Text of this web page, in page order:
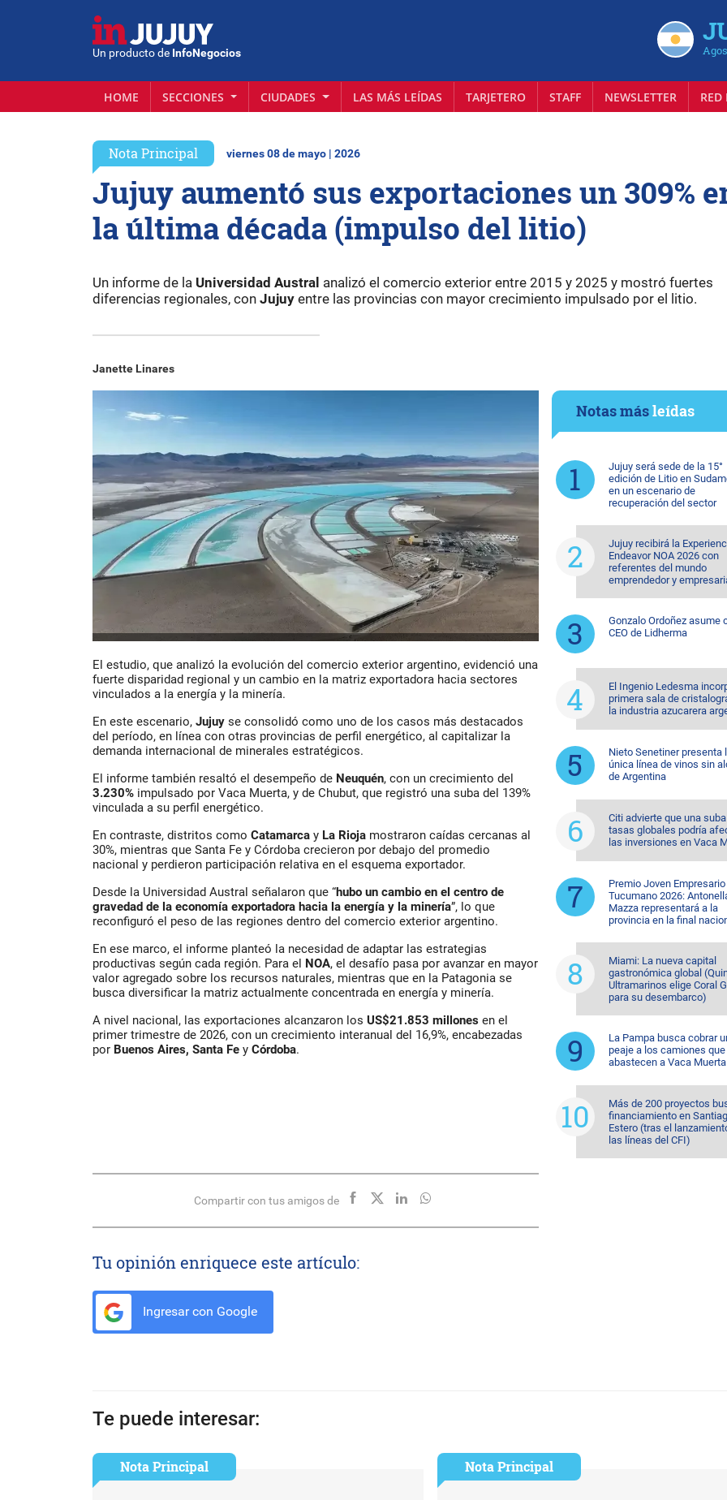
Un producto de InfoNegocios
HOME SECCIONES CIUDADES LAS MÁS LEÍDAS TARJETERO STAFF NEWSLETTER RED
Nota Principal viernes 08 de mayo | 2026
Jujuy aumentó sus exportaciones un 309%
la última década (impulso del litio)
Un informe de la Universidad Austral analizó el comercio exterior entre 2015 y 2025 y mostró fuertes
diferencias regionales, con Jujuy entre las provincias con mayor crecimiento impulsado por el litio.
Janette Linares
El estudio, que analizó la evolución del comercio exterior argentino, evidenció una
fuerte disparidad regional y un cambio en la matriz exportadora hacia sectores
vinculados a la energía y la minería.
En este escenario, Jujuy se consolidó como uno de los casos más destacados
del período, en línea con otras provincias de perfil energético, al capitalizar la
demanda internacional de minerales estratégicos.
El informe también resaltó el desempeño de Neuquén, con un crecimiento del
3.230% impulsado por Vaca Muerta, y de Chubut, que registró una suba del 139%
vinculada a su perfil energético.
En contraste, distritos como Catamarca y La Rioja mostraron caídas cercanas al
30%, mientras que Santa Fe y Córdoba crecieron por debajo del promedio
nacional y perdieron participación relativa en el esquema exportador.
Desde la Universidad Austral señalaron que “hubo un cambio en el centro de
gravedad de la economía exportadora hacia la energía y la minería”, lo que
reconfiguró el peso de las regiones dentro del comercio exterior argentino.
En ese marco, el informe planteó la necesidad de adaptar las estrategias
productivas según cada región. Para el
NOA, el desafío pasa por avanzar en mayor
valor agregado sobre los recursos naturales, mientras que en la Patagonia se
busca diversificar la matriz actualmente concentrada en energía y minería.
A nivel nacional, las exportaciones alcanzaron los US$21.853 millones en el
primer trimestre de 2026, con un crecimiento interanual del 16,9%, encabezadas
por Buenos Aires, Santa Fe y Córdoba.
Compartir con tus amigos de
Tu opinión enriquece este artículo:
Ingresar con Google
Notas másleídas
Jujuy será sede de la 15°
edición de Litio en
en un escenario de
recuperación del sector
Jujuy recibirá la
Endeavor NOA 2026 con
referentes del mundo
emprendedor y
Gonzalo Ordoñez asume
CEO de Lidherma
El Ingenio Ledesma
primera sala de
la industria azucarera
Nieto Senetiner presenta
única línea de vinos sin
de Argentina
Citi advierte que una
tasas globales podría
las inversiones en Vaca
Premio Joven Empresario
Tucumano 2026:
Mazza representará a la
provincia en la final
Miami: La nueva capital
gastronómica global
Ultramarinos elige Coral
para su desembarco)
La Pampa busca cobrar
peaje a los camiones que
abastecen a Vaca Muerta
Más de 200 proyectos
financiamiento en
Estero (tras el
las líneas del CFI)
Te puede interesar:
Nota Principal Nota Principal